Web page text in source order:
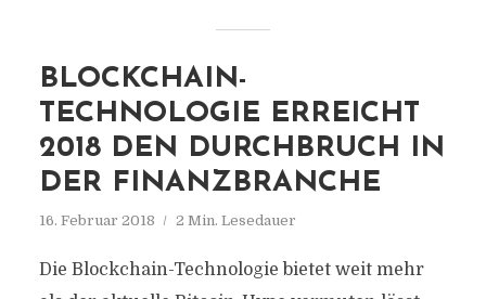
BLOCKCHAIN-
TECHNOLOGIE ERREICHT
2018 DEN DURCHBRUCH IN
DER FINANZBRANCHE
16. Februar 2018 2 Min. Lesedauer
Die Blockchain-Technologie bietet weit mehr